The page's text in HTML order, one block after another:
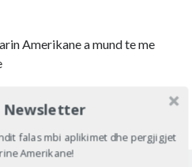
Amerikane a mund te me
Newsletter
falas mbi aplikimet dhe pergjigjet
Amerikane!